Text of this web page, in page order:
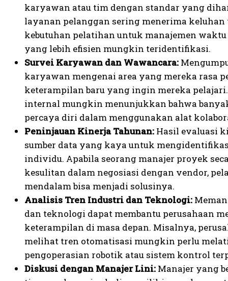
karyawan atau tim dengan standar yang
layanan pelanggan sering menerima
kebutuhan pelatihan untuk manajemen
yang lebih efisien mungkin teridentifikasi.
Survei Karyawan dan Wawancara:
karyawan mengenai area yang mereka rasa
keterampilan baru yang ingin mereka
internal mungkin menunjukkan bahwa
percaya diri dalam menggunakan alat
Peninjauan Kinerja Tahunan: Hasil evaluasi
sumber data yang kaya untuk
individu. Apabila seorang manajer proyek
kesulitan dalam negosiasi dengan vendor,
mendalam bisa menjadi solusinya.
Analisis Tren Industri dan Teknologi:
dan teknologi dapat membantu perusahaan
keterampilan di masa depan. Misalnya,
melihat tren otomatisasi mungkin perlu
pengoperasian robotik atau sistem kontrol
Diskusi dengan Manajer Lini: Manajer yang